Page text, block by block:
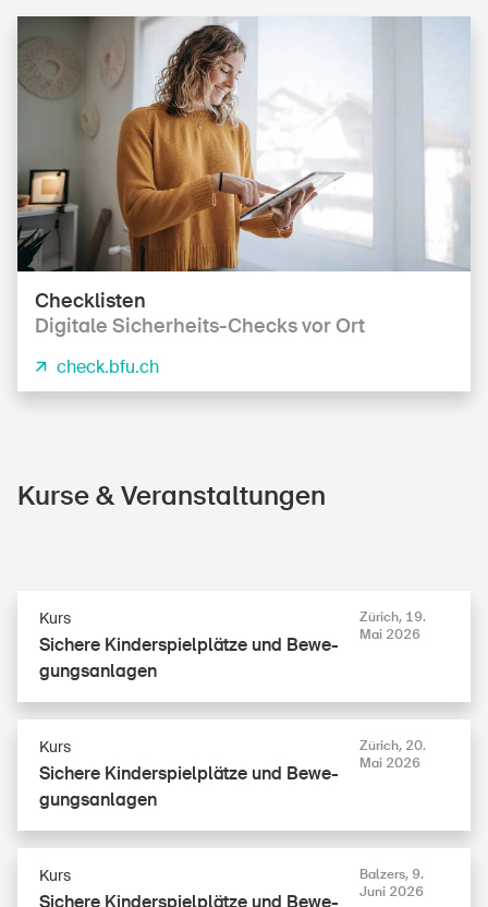
DE FR EN
Startseite
Newsletter abonnieren
Checklisten
Digitale Si­cher­heits-Checks vor Ort
check.bfu.ch
Kurse & Veranstaltungen
Kurs
Sichere Kin­der­spiel­plät­ze und Be­we­
gungs­an­la­gen
Zürich, 19.
Mai 2026
Kurs
Sichere Kin­der­spiel­plät­ze und Be­we­
gungs­an­la­gen
Zürich, 20.
Mai 2026
Kurs
Sichere Kin­der­spiel­plät­ze und Be­we­
Balzers, 9.
Juni 2026